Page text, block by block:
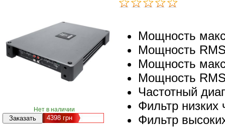
Нет в наличии
4398 грн
Мощность
Мощность
Мощность
Мощность
Частотный
Фильтр
Фильтр